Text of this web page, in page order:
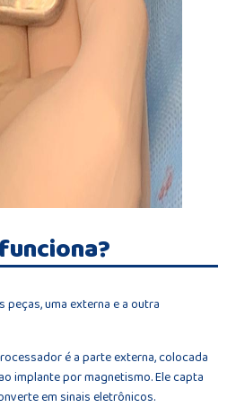
uma externa e a outra
é a parte externa, colocada
implante por magnetismo. Ele capta
em sinais eletrônicos.